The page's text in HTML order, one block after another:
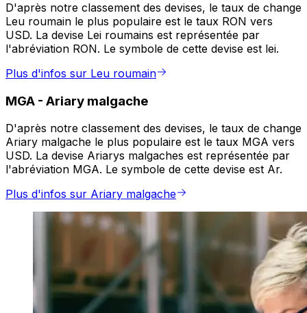
D'après notre classement des devises, le taux de change
Leu roumain le plus populaire est le taux RON vers
USD. La devise Lei roumains est représentée par
l'abréviation RON. Le symbole de cette devise est lei.
Plus d'infos sur Leu roumain
MGA - Ariary malgache
D'après notre classement des devises, le taux de change
Ariary malgache le plus populaire est le taux MGA vers
USD. La devise Ariarys malgaches est représentée par
l'abréviation MGA. Le symbole de cette devise est Ar.
Plus d'infos sur Ariary malgache